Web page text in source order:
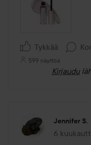
Tykkää
599 näyttöä
Kirjaudu
Jennifer S.
6
Viesti